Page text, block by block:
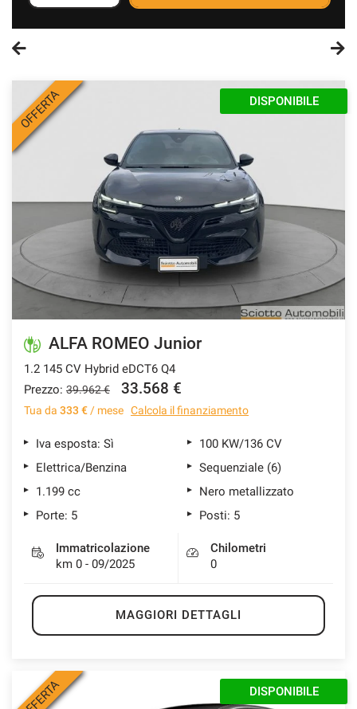
OFFERTA KM 0
ALFA ROMEO Junior
1.2 145 CV Hybrid eDCT6 Q4
Prezzo: 39.962 € 33.568 €
Tua da 333 € / mese Calcola il finanziamento
Iva esposta: Sì
100 KW/136 CV
Elettrica/Benzina
Sequenziale (6)
1.199 cc
Nero metallizzato
Porte: 5
Posti: 5
Immatricolazione
km 0 - 09/2025
Chilometri
0
MAGGIORI DETTAGLI
OFFERTA KM 0